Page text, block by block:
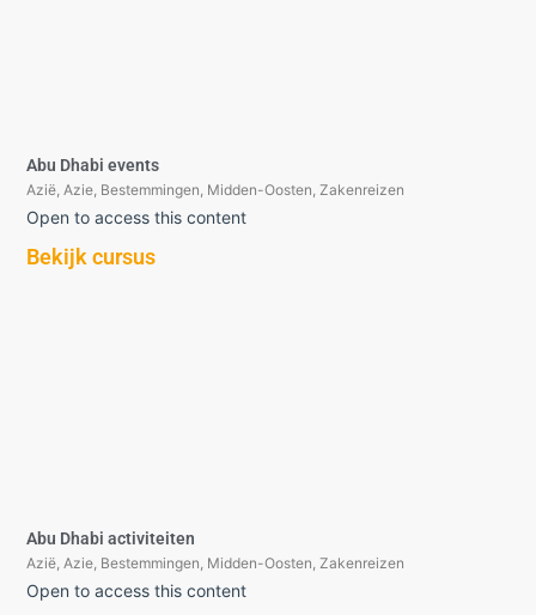
Abu Dhabi events
Azië Azie Bestemmingen Midden-Oosten ,Zakenreizen
Open to access this content
Bekijk cursus
Abu Dhabi activiteiten
Azië Azie Bestemmingen Midden-Oosten ,Zakenreizen
Open to access this content